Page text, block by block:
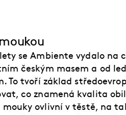
se Ambiente vydalo na
českým masem a od
To tvoří základ
co znamená kvalita
mouky ovlivní v těstě, na